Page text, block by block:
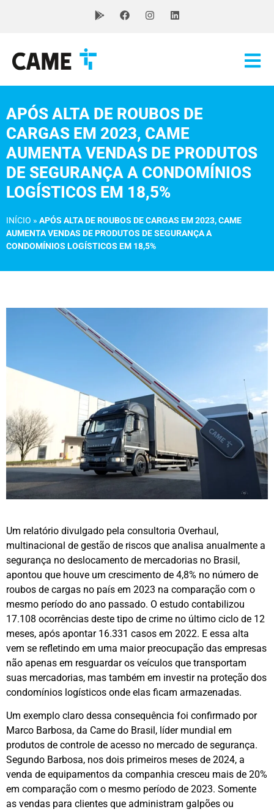
APÓS ALTA DE ROUBOS DE
CARGAS EM 2023, CAME
AUMENTA VENDAS DE PRODUTOS
DE SEGURANÇA A CONDOMÍNIOS
LOGÍSTICOS EM 18,5%
INÍCIO » APÓS ALTA DE ROUBOS DE CARGAS EM 2023, CAME
AUMENTA VENDAS DE PRODUTOS DE SEGURANÇA A
CONDOMÍNIOS LOGÍSTICOS EM 18,5%
Um relatório divulgado pela consultoria Overhaul,
multinacional de gestão de riscos que analisa anualmente a
segurança no deslocamento de mercadorias no Brasil,
apontou que houve um crescimento de 4,8% no número de
roubos de cargas no país em 2023 na comparação com o
mesmo período do ano passado. O estudo contabilizou
17.108 ocorrências deste tipo de crime no último ciclo de 12
meses, após apontar 16.331 casos em 2022. E essa alta
vem se refletindo em uma maior preocupação das empresas
não apenas em resguardar os veículos que transportam
suas mercadorias, mas também em investir na proteção dos
condomínios logísticos onde elas ficam armazenadas.
Um exemplo claro dessa consequência foi confirmado por
Marco Barbosa, da Came do Brasil, líder mundial em
produtos de controle de acesso no mercado de segurança.
Segundo Barbosa, nos dois primeiros meses de 2024, a
venda de equipamentos da companhia cresceu mais de 20%
em comparação com o mesmo período de 2023. Somente
as vendas para clientes que administram galpões ou